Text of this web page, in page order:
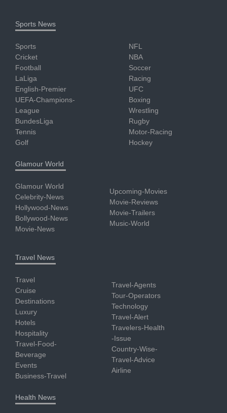
Sports News
Sports
Cricket
Football
LaLiga
English-Premier
UEFA-Champions-
League
BundesLiga
Tennis
Golf
NFL
NBA
Soccer
Racing
UFC
Boxing
Wrestling
Rugby
Motor-Racing
Hockey
Glamour World
Glamour World
Celebrity-News
Hollywood-News
Bollywood-News
Movie-News
Upcoming-Movies
Movie-Reviews
Movie-Trailers
Music-World
Travel News
Travel
Cruise
Destinations
Luxury
Hotels
Hospitality
Travel-Food-
Beverage
Events
Business-Travel
Travel-Agents
Tour-Operators
Technology
Travel-Alert
Travelers-Health
-Issue
Country-Wise-
Travel-Advice
Airline
Health News